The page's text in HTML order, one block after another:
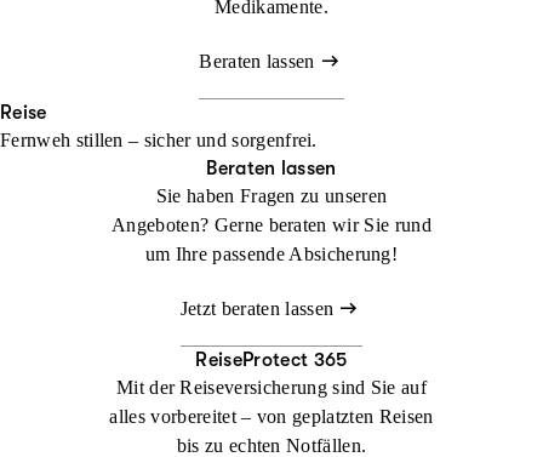
Medikamente.
Beraten lassen
Reise
Fernweh stillen – sicher und sorgenfrei.
Beraten lassen
Sie haben Fragen zu unseren
Angeboten? Gerne beraten wir Sie rund
um Ihre passende Absicherung!
Jetzt beraten lassen
ReiseProtect 365
Mit der Reiseversicherung sind Sie auf
alles vorbereitet – von geplatzten Reisen
bis zu echten Notfällen.